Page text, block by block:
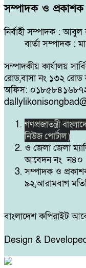
সম্পাদক ও
নির্বাহী সম্পাদক :
বার্তা সম্পাদক :
সম্পাদকীয় কার্যালয়
রোড,বাসা নং ১৩২ রোড
অফিস:
গণপ্রজাতন্ত্রী
নিউজ পোর্টাল )
ও জেলা জেলা
আবেদন নং ন৪০
সম্পাদক ও
৯২,আরামবাগ
বাংলাদেশ কপিরাইট
Design &